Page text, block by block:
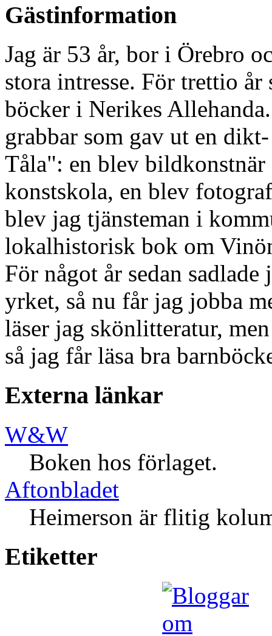
Gästinformation
Jag är 53 år, bor i Örebro
stora intresse. För trettio år
böcker i Nerikes
grabbar som gav ut en
Tåla": en blev
konstskola, en blev
blev jag tjänsteman i
lokalhistorisk bok om
För något år sedan
yrket, så nu får jag jobba
läser jag skönlitteratur,
så jag får läsa bra
Externa länkar
W&W
Boken hos förlaget.
Aftonbladet
Heimerson är flitig
Etiketter